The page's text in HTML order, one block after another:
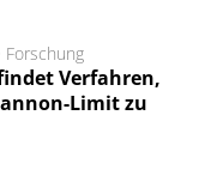
Forschung
Verfahren,
Limit zu